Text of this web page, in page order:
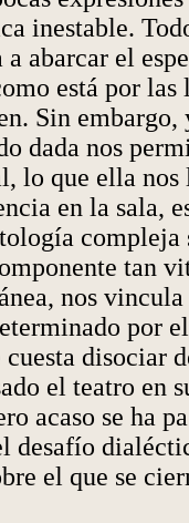
inestable.
abarcar el
está por las
Sin embargo,
dada nos
lo que ella nos
en la sala,
compleja
tan
nos
por
disociar
el teatro en
acaso se ha
desafío
el que se